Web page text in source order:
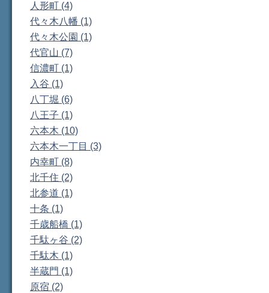
人形町 (4)
代々木八幡 (1)
代々木公園 (1)
代官山 (7)
信濃町 (1)
入谷 (1)
八丁堀 (6)
八王子 (1)
六本木 (10)
六本木一丁目 (3)
内幸町 (8)
北千住 (2)
北参道 (1)
十条 (1)
千歳船橋 (1)
千駄ヶ谷 (2)
千駄木 (1)
半蔵門 (1)
原宿 (2)